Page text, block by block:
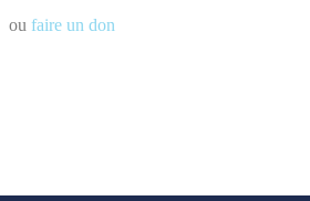
ou faire un don